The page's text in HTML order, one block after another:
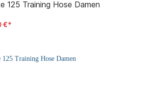
125 Training Hose Damen
€*